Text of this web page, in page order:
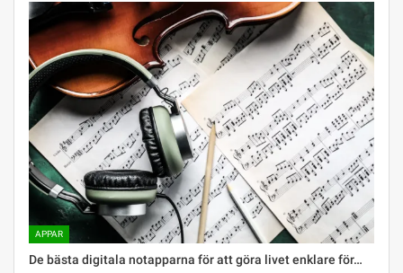
APPAR
De bästa digitala notapparna för att göra livet enklare för…